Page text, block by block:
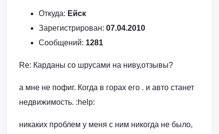
Откуда: Ейск
Зарегистрирован: 07.04.2010
Сообщений: 1281
Re: Карданы со шрусами на ниву,отзывы?
а мне не пофиг. Когда в горах его . и авто станет
недвижимость. :help:
никаких проблем у меня с ним никогда не было,